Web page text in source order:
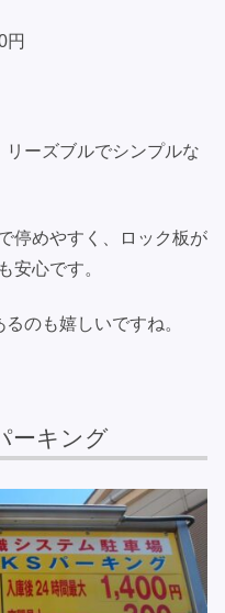
ーズブルでシンプルな
停めやすく、ロック板が
安心です。
のも嬉しいですね。
ーキング